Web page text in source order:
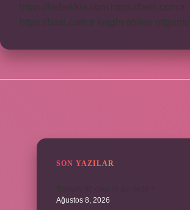
https://bebekkia.com
https://beis.com.tr
https://basi.com.tr knight online nttgame
SON YAZILAR
Ağustos 8, 2026